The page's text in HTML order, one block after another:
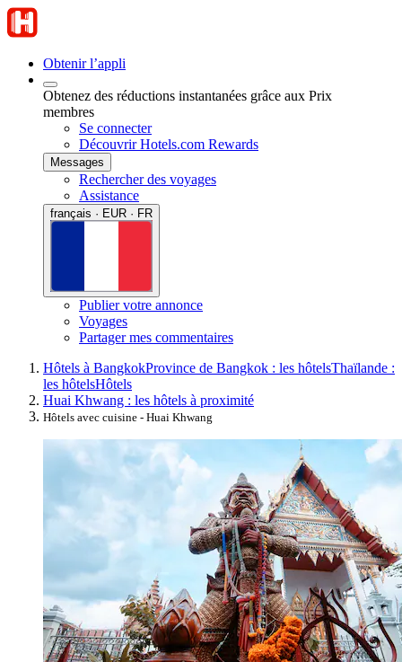
Obtenir l’appli
Obtenez des réductions instantanées grâce aux Prix
membres
Se connecter
Découvrir Hotels.com Rewards
Messages
Rechercher des voyages
Assistance
français · EUR · FR
Publier votre annonce
Voyages
Partager mes commentaires
Hôtels à BangkokProvince de Bangkok : les hôtelsThaïlande :
les hôtelsHôtels
Huai Khwang : les hôtels à proximité
Hôtels avec cuisine - Huai Khwang